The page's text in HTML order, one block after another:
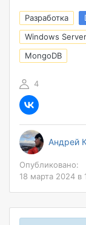
Разработка
Windows Server
MongoDB
4
Андрей
Опубликовано:
18 марта 2024 в